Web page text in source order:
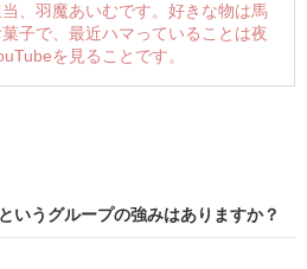
、羽魔あいむです。好きな物は馬
子で、最近ハマっていることは夜
を見ることです。
いうグループの強みはありますか？